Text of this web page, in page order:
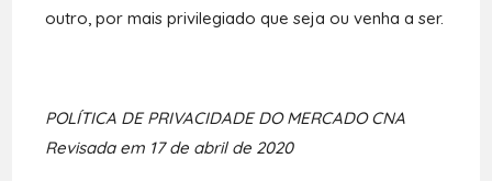
outro, por mais privilegiado que seja ou venha a ser.
POLÍTICA DE PRIVACIDADE DO MERCADO CNA
Revisada em 17 de abril de 2020